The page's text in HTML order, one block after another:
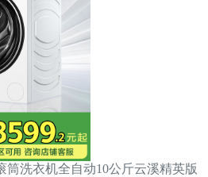
筒洗衣机全自动10公斤云溪精英版